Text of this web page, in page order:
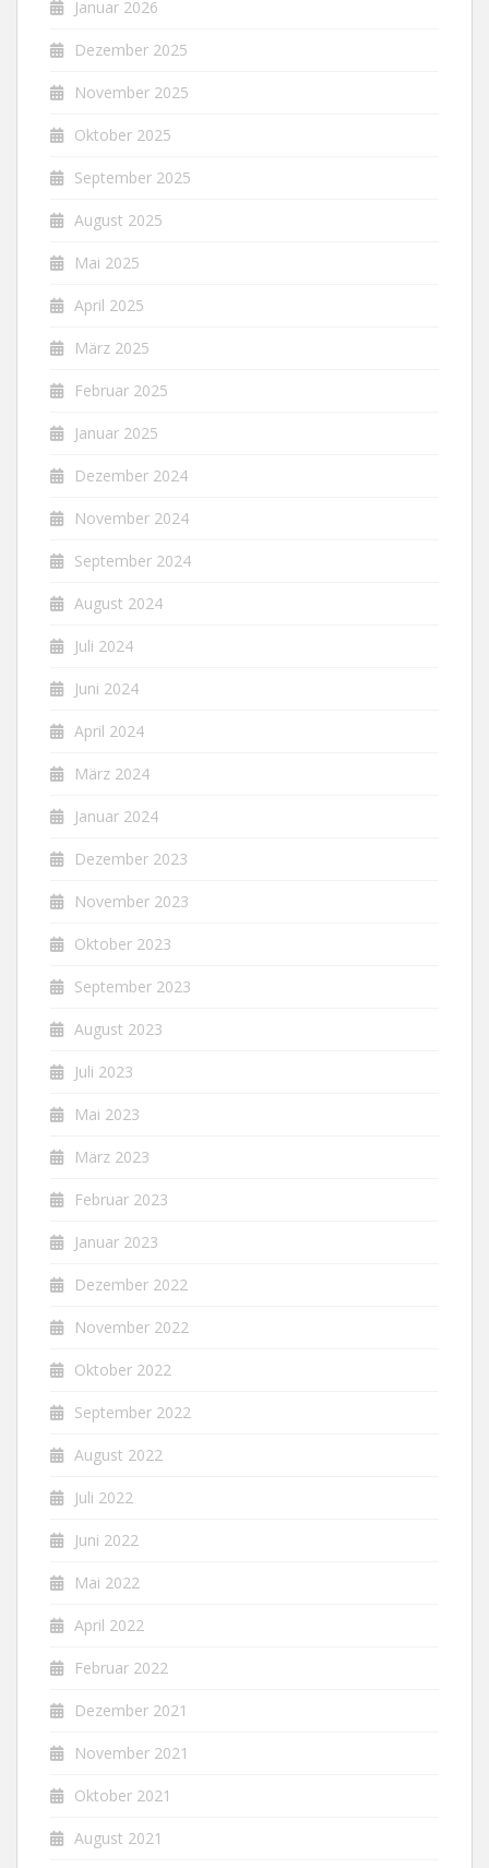
Januar 2026
Dezember 2025
November 2025
Oktober 2025
September 2025
August 2025
Mai 2025
April 2025
März 2025
Februar 2025
Januar 2025
Dezember 2024
November 2024
September 2024
August 2024
Juli 2024
Juni 2024
April 2024
März 2024
Januar 2024
Dezember 2023
November 2023
Oktober 2023
September 2023
August 2023
Juli 2023
Mai 2023
März 2023
Februar 2023
Januar 2023
Dezember 2022
November 2022
Oktober 2022
September 2022
August 2022
Juli 2022
Juni 2022
Mai 2022
April 2022
Februar 2022
Dezember 2021
November 2021
Oktober 2021
August 2021